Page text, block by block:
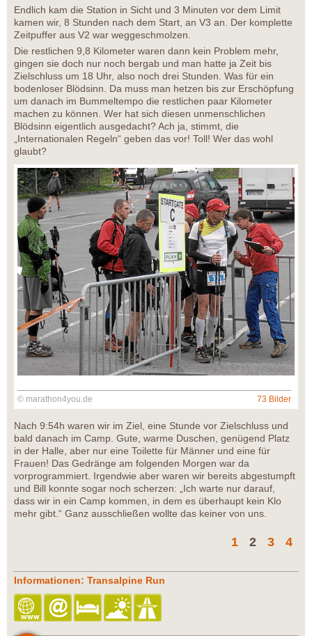
Endlich kam die Station in Sicht und 3 Minuten vor dem Limit
kamen wir, 8 Stunden nach dem Start, an V3 an. Der komplette
Zeitpuffer aus V2 war weggeschmolzen.
Die restlichen 9,8 Kilometer waren dann kein Problem mehr,
gingen sie doch nur noch bergab und man hatte ja Zeit bis
Zielschluss um 18 Uhr, also noch drei Stunden. Was für ein
bodenloser Blödsinn. Da muss man hetzen bis zur Erschöpfung
um danach im Bummeltempo die restlichen paar Kilometer
machen zu können. Wer hat sich diesen unmenschlichen
Blödsinn eigentlich ausgedacht? Ach ja, stimmt, die
„Internationalen Regeln“ geben das vor! Toll! Wer das wohl
glaubt?
© marathon4you.de 73 Bilder
Nach 9:54h waren wir im Ziel, eine Stunde vor Zielschluss und
bald danach im Camp. Gute, warme Duschen, genügend Platz
in der Halle, aber nur eine Toilette für Männer und eine für
Frauen! Das Gedränge am folgenden Morgen war da
vorprogrammiert. Irgendwie aber waren wir bereits abgestumpft
und Bill konnte sogar noch scherzen: „Ich warte nur darauf,
dass wir in ein Camp kommen, in dem es überhaupt kein Klo
mehr gibt.“ Ganz ausschließen wollte das keiner von uns.
1 2 3 4
Informationen: Transalpine Run